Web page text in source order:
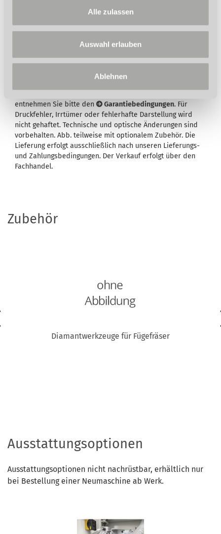
Alle zulassen
Auswahl erlauben
Ablehnen
Beschreibung des Lieferumfangs eine Garantie
ausgewiesen, bleiben Ihre gesetzlichen
entnehmen Sie bitte den
Garantiebedingungen. Für
Druckfehler, Irrtümer oder fehlerhafte Darstellung wird
nicht gehaftet. Technische und optische Änderungen sind
vorbehalten. Abb. teilweise mit optionalem Zubehör. Die
Lieferung erfolgt ausschließlich nach unseren Lieferungs-
und Zahlungsbedingungen. Der Verkauf erfolgt über den
Fachhandel.
Zubehör
Diamantwerkzeuge für Fügefräser
Ausstattungsoptionen
Ausstattungsoptionen nicht nachrüstbar, erhältlich nur
bei Bestellung einer Neumaschine ab Werk.